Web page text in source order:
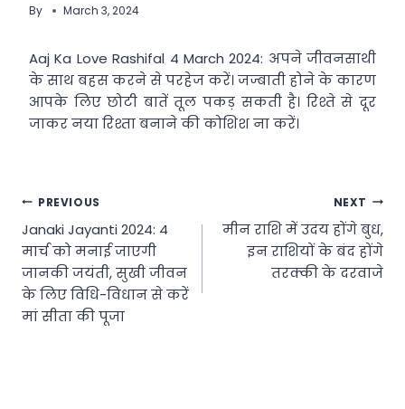
By March 3, 2024
Aaj Ka Love Rashifal 4 March 2024: अपने जीवनसाथी
के साथ बहस करने से परहेज करें। जज्बाती होने के कारण
आपके लिए छोटी बातें तूल पकड़ सकती है। रिश्ते से दूर
जाकर नया रिश्ता बनाने की कोशिश ना करें।
Post
navigation
PREVIOUS
Janaki Jayanti 2024: 4
मार्च को मनाई जाएगी
जानकी जयंती, सुखी जीवन
के लिए विधि-विधान से करें
मां सीता की पूजा
NEXT
मीन राशि में उदय होंगे बुध,
इन राशियों के बंद होंगे
तरक्‍की के दरवाजे